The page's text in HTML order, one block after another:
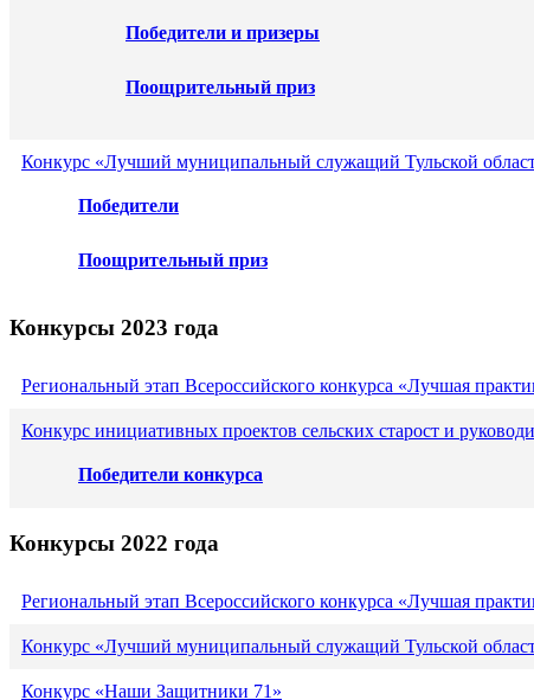
Победители и призеры
Поощрительный приз
Конкурс «Лучший муниципальный служащий Тульской
Победители
Поощрительный приз
Конкурсы 2023 года
Региональный этап Всероссийского конкурса «Лучшая
Конкурс инициативных проектов сельских старост и
Победители конкурса
Конкурсы 2022 года
Региональный этап Всероссийского конкурса «Лучшая
Конкурс «Лучший муниципальный служащий Тульской
Конкурс «Наши Защитники 71»